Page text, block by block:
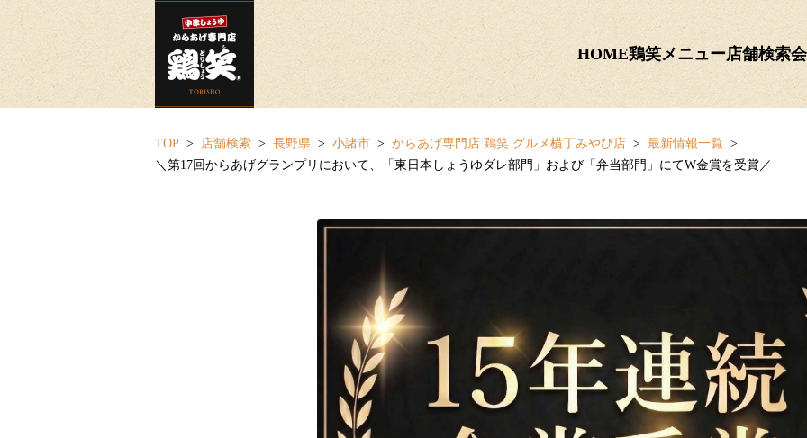
HOME鶏笑メニュー店舗検索
TOP 店舗検索 長野県 小諸市 からあげ専門店 鶏笑 グルメ横丁みやび店
最新情報一覧
＼第17回からあげグランプリにおいて、「東日本しょうゆダレ部門」および「弁当部門」にてW金賞を受賞／